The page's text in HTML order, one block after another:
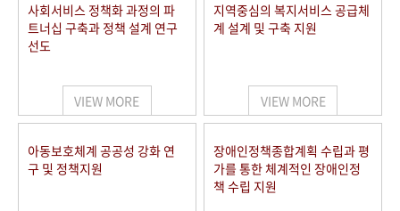
사회서비스 정책화 과정의 파
트너십 구축과 정책 설계 연구
선도
VIEW MORE
지역중심의 복지서비스 공급체
계 설계 및 구축 지원
VIEW MORE
아동보호체계 공공성 강화 연
구 및 정책지원
장애인정책종합계획 수립과 평
가를 통한 체계적인 장애인정
책 수립 지원